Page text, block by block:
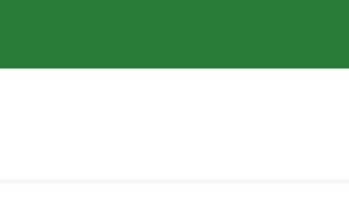
contenuto
footer